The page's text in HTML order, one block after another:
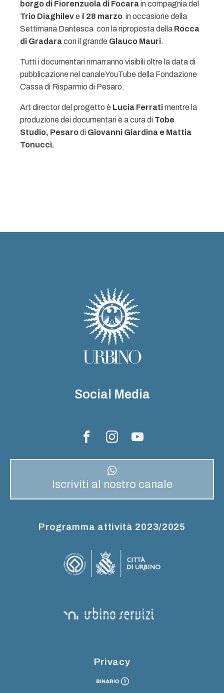
borgo di Fiorenzuola di Focarain compagnia del
Trio Diaghileve il 28 marzo  in occasione della
Settimana Dantesca  con la riproposta della Rocca
di Gradaracon il grande Glauco Mauri.
Tutti i documentari rimarranno visibili oltre la data di
pubblicazione nel canaleYouTube della Fondazione
Cassa di Risparmio di Pesaro.
Art director del progetto è Lucia Ferratimentre la
produzione dei documentari è a cura di Tobe
Studio, Pesarodi Giovanni Giardina e Mattia
Tonucci.
Social Media
Iscriviti al nostro canale
Programma attività 2023/2025
Privacy